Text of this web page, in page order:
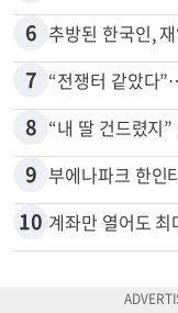
6 추방된 한국인,
7 “전쟁터 같았다
8
9 부에나파크 한인
10 계좌만 열어도